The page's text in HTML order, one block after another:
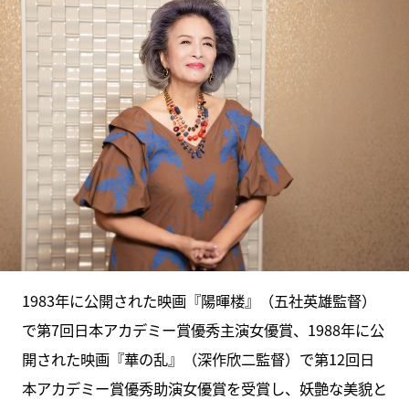
1983年に公開された映画『陽暉楼』（五社英雄監督）
で第7回日本アカデミー賞優秀主演女優賞、1988年に公
開された映画『華の乱』（深作欣二監督）で第12回日
本アカデミー賞優秀助演女優賞を受賞し、妖艶な美貌と